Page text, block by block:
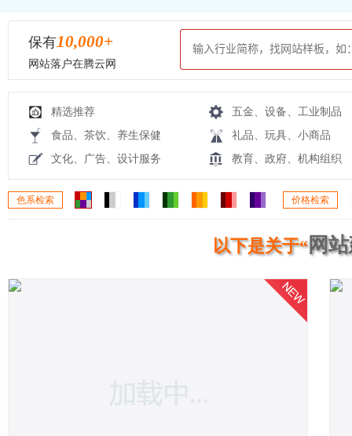
保有10,000+
网站落户在腾云网
精选推荐
五金、设备、工业制品
食品、茶饮、养生保健
礼品、玩具、小商品
文化、广告、设计服务
教育、政府、机构组织
色系检索 价格检索
以下是关于“网